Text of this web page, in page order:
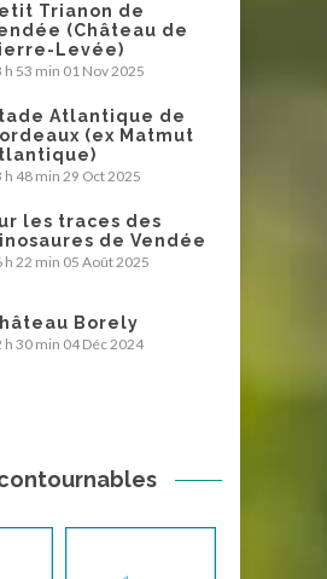
Trianon de
(Château de
Levée)
h 53 min 01 Nov 2025
Atlantique de
(ex Matmut
h 48 min 29 Oct 2025
les traces des
de Vendée
h 22 min 05 Août 2025
Borely
h 30 min 04 Déc 2024